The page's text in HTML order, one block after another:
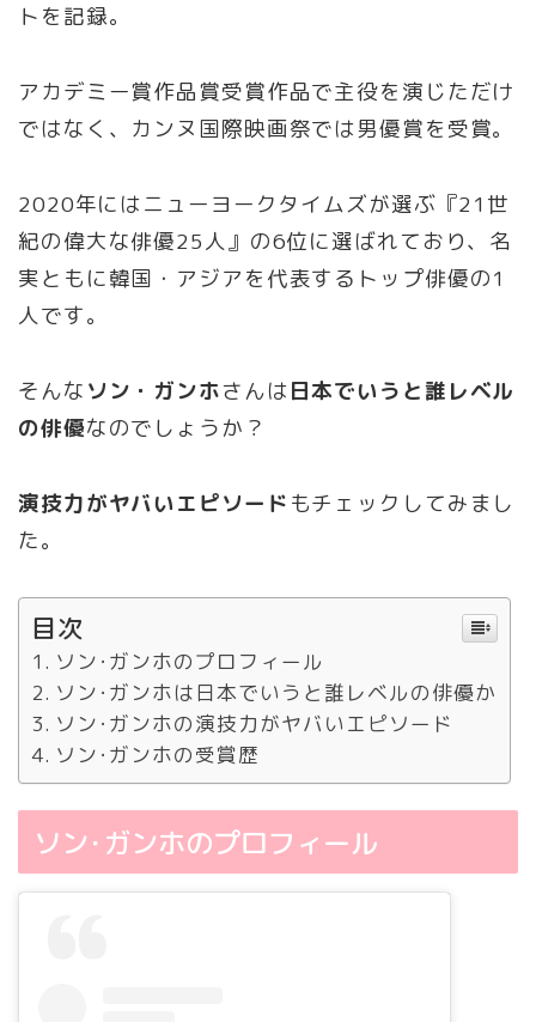
トを記録。
アカデミー賞作品賞受賞作品で主役を演じただけ
ではなく、カンヌ国際映画祭では男優賞を受賞。
2020年にはニューヨークタイムズが選ぶ『21世
紀の偉大な俳優25人』の6位に選ばれており、名
実ともに韓国・アジアを代表するトップ俳優の1
人です。
そんな ソン・ガンホさんは日本でいうと誰レベル
の俳優なのでしょうか？
演技力がヤバいエピソード もチェックしてみまし
た。
目次
ソン･ガンホのプロフィール
ソン･ガンホは日本でいうと誰レベルの俳優か
ソン･ガンホの演技力がヤバいエピソード
ソン･ガンホの受賞歴
ソン･ガンホのプロフィール